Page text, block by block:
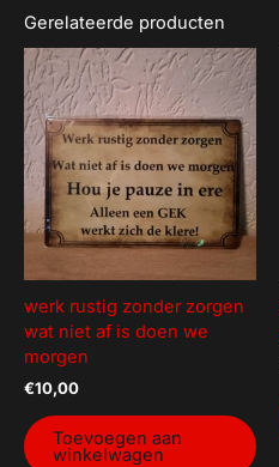
Gerelateerde producten
werk rustig zonder zorgen
wat niet af is doen we
morgen
€10,00
Toevoegen aan
winkelwagen